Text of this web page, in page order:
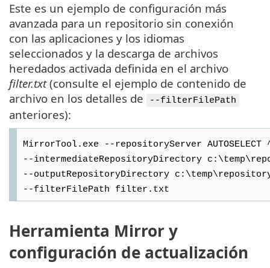
Este es un ejemplo de configuración más
avanzada para un repositorio sin conexión
con las aplicaciones y los idiomas
seleccionados y la descarga de archivos
heredados activada definida en el archivo
filter.txt(consulte el ejemplo de contenido de
archivo en los detalles de
--filterFilePath
anteriores):
MirrorTool.exe --repositoryServer AUTOSELECT
--intermediateRepositoryDirectory
--outputRepositoryDirectory
--filterFilePath filter.txt
Herramienta Mirror y
configuración de actualización